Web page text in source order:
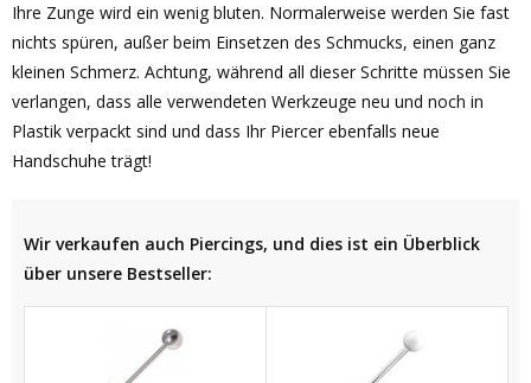
Ihre Zunge wird ein wenig bluten. Normalerweise werden Sie fast
nichts spüren, außer beim Einsetzen des Schmucks, einen ganz
kleinen Schmerz. Achtung, während all dieser Schritte müssen Sie
verlangen, dass alle verwendeten Werkzeuge neu und noch in
Plastik verpackt sind und dass Ihr Piercer ebenfalls neue
Handschuhe trägt!
Wir verkaufen auch Piercings, und dies ist ein Überblick
über unsere Bestseller: